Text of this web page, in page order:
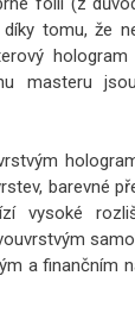
tomu, že
masteru
barevné
vysoké
a finančním